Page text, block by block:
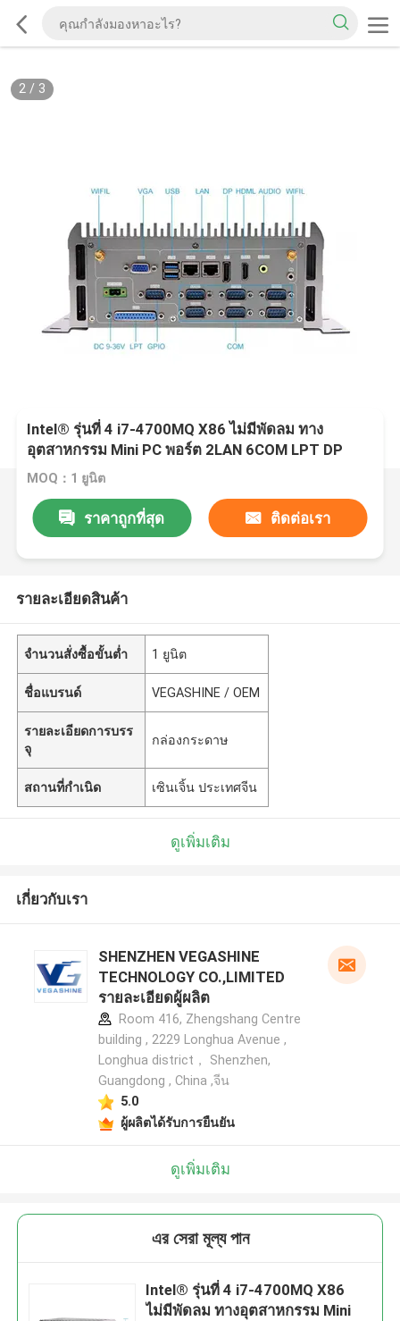
2/ 3
Intel® รุ่นที่ 4 i7-4700MQ X86 ไม่มีพัดลม ทาง
อุตสาหกรรม Mini PC พอร์ต 2LAN 6COM LPT DP
MOQ：1 ยูนิต
ราคาถูกที่สุด ติดต่อเรา
รายละเอียดสินค้า
จำนวนสั่งซื้อขั้นต่ำ 1 ยูนิต
ชื่อแบรนด์ VEGASHINE / OEM
รายละเอียดการบรร
จุ
กล่องกระดาษ
สถานที่กำเนิด เซินเจิ้น ประเทศจีน
ดูเพิ่มเติม
เกี่ยวกับเรา
SHENZHEN VEGASHINE
TECHNOLOGY CO.,LIMITED
รายละเอียดผู้ผลิต
Room 416, Zhengshang Centre
building , 2229 Longhua Avenue ,
Longhua district， Shenzhen,
Guangdong , China ,จีน
5.0
ผู้ผลิตได้รับการยืนยัน
ดูเพิ่มเติม
এর সেরা মূল্য পান
Intel® รุ่นที่ 4 i7-4700MQ X86
ไม่มีพัดลม ทางอุตสาหกรรม Mini